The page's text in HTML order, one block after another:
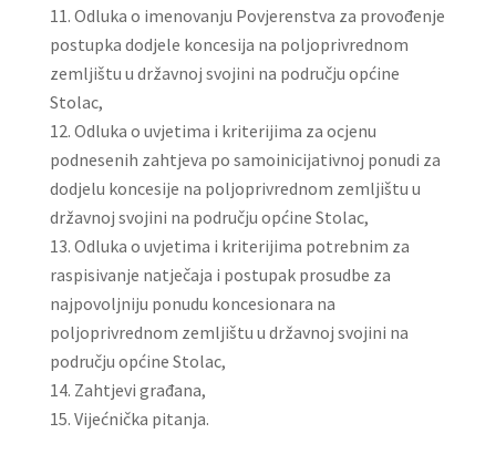
Odluka o imenovanju Povjerenstva za provođenje
postupka dodjele koncesija na poljoprivrednom
zemljištu u državnoj svojini na području općine
Stolac,
Odluka o uvjetima i kriterijima za ocjenu
podnesenih zahtjeva po samoinicijativnoj ponudi za
dodjelu koncesije na poljoprivrednom zemljištu u
državnoj svojini na području općine Stolac,
Odluka o uvjetima i kriterijima potrebnim za
raspisivanje natječaja i postupak prosudbe za
najpovoljniju ponudu koncesionara na
poljoprivrednom zemljištu u državnoj svojini na
području općine Stolac,
Zahtjevi građana,
Vijećnička pitanja.